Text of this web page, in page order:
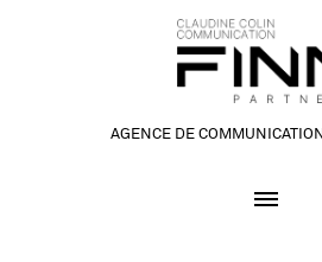
AGENCE DE